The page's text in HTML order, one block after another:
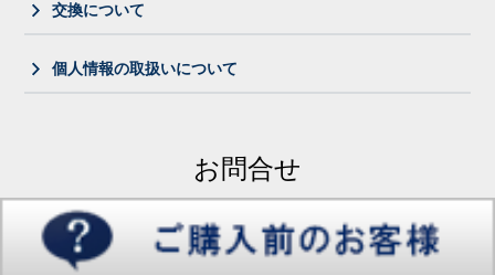
交換について
個人情報の取扱いについて
お問合せ